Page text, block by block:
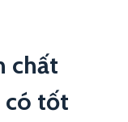
chất
có tốt